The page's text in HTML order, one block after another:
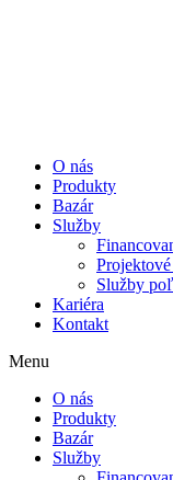
O nás
Produkty
Bazár
Služby
Služby
Kariéra
Kontakt
Menu
O nás
Produkty
Bazár
Služby